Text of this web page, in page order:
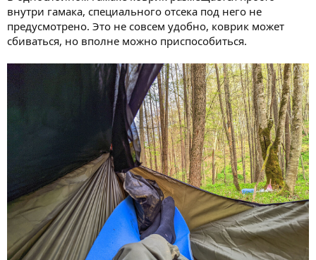
внутри гамака, специального отсека под него не
предусмотрено. Это не совсем удобно, коврик может
сбиваться, но вполне можно приспособиться.